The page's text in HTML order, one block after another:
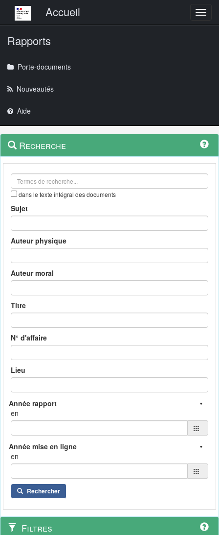
Menu principalAccueil
Rapports
Porte-documents
Nouveautés
Aide
Navigation
outils
Menu
contextuel
Recherche
dans le texte intégral des documents
Sujet
Auteur physique
Auteur moral
Titre
N° d'affaire
Lieu
en
en
Rechercher
Filtres